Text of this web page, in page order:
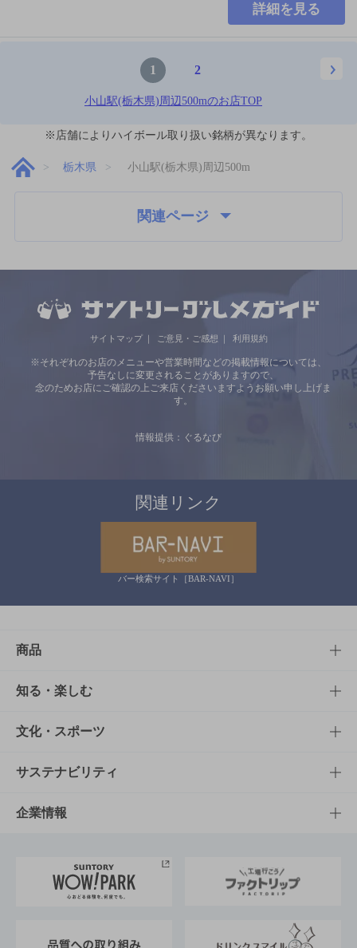
詳細を見る
1 2
小山駅(栃木県)周辺500mのお店TOP
※店舗によりハイボール取り扱い銘柄が異なります。
栃木県 小山駅(栃木県)周辺500m
関連ページ
サイトマップ ご意見・ご感想 利用規約
※それぞれのお店のメニューや営業時間などの掲載情報については、
予告なしに変更されることがありますので、
念のためお店にご確認の上ご来店くださいますようお願い申し上げま
す。
情報提供：ぐるなび
関連リンク
バー検索サイト［BAR-NAVI］
商品
商品TOP
商品一覧
商品発売情報
栄養成分一覧
知る・楽しむ
知る・楽しむTOP
キャンペーン
工場見学
地域情報
文化・スポーツ
文化・スポーツTOP
サントリーホール
サントリーサンバーズ大阪
サステナビリティ
サステナビリティTOP
サントリーが考えるサステナビリティ経営
企業情報
企業概要